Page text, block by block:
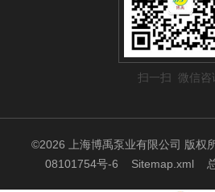
扫一扫 微信咨
©2026 上海博禹泵业有限公司 版
08101754号-6
Sitemap.xml